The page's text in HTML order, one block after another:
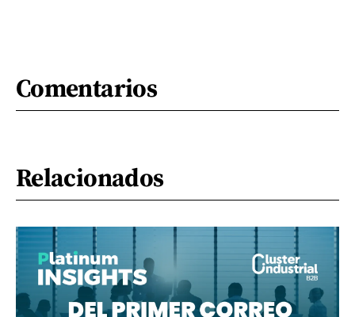
Comentarios
Relacionados